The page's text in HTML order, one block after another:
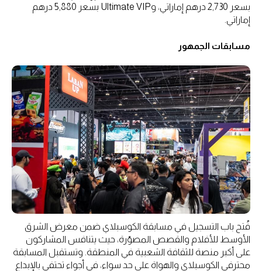
بسعر 2,730 درهم إماراتي، وUltimate VIP بسعر 5,880 درهم
إماراتي.
مسابقات الجمهور
فُتح باب التسجيل في مسابقة الكوسبلاي ضمن معرض الشرق
الأوسط للأفلام والقصص المصوّرة، حيث يتنافس المشاركون
على أكبر منصة للثقافة الشعبية في المنطقة. وتستقبل المسابقة
محترفي الكوسبلاي والهواة على حد سواء، في أجواء تحتفي بالإبداع